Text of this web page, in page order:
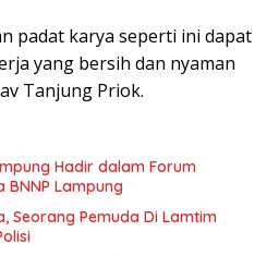
padat karya seperti ini dapat
yang bersih dan nyaman
Tanjung Priok.
Hadir dalam Forum
BNNP Lampung
Seorang Pemuda Di Lamtim